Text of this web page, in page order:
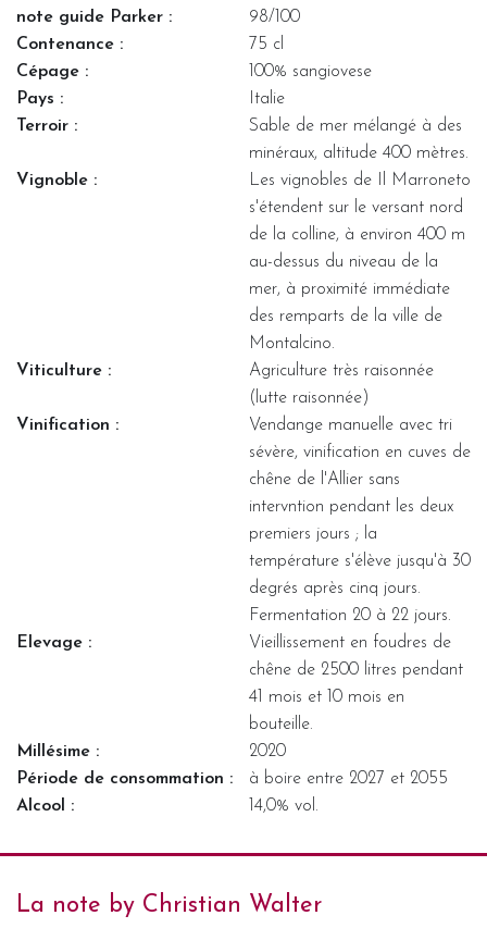
La note by Christian Walter
note guide Parker :
98/100
Contenance :
75 cl
Cépage :
100% sangiovese
Pays :
Italie
Terroir :
Sable de mer mélangé à des
minéraux, altitude 400 mètres.
Vignoble :
Les vignobles de Il Marroneto
s'étendent sur le versant nord
de la colline, à environ 400 m
au-dessus du niveau de la
mer, à proximité immédiate
des remparts de la ville de
Montalcino.
Viticulture :
Agriculture très raisonnée
(lutte raisonnée)
Vinification :
Vendange manuelle avec tri
sévère, vinification en cuves de
chêne de l'Allier sans
intervntion pendant les deux
premiers jours ; la
température s'élève jusqu'à 30
degrés après cinq jours.
Fermentation 20 à 22 jours.
Elevage :
Vieillissement en foudres de
chêne de 2500 litres pendant
41 mois et 10 mois en
bouteille.
Millésime :
2020
Période de consommation :
à boire entre 2027 et 2055
Alcool :
14,0% vol.